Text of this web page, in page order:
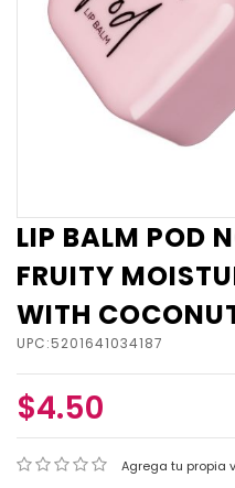
LIP BALM POD
FRUITY
WITH
UPC:5201641034187
$4.50
Agrega tu propia